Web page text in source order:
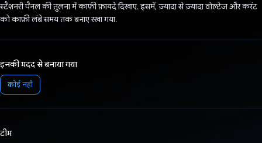
स्टैशनरी पैनल की तुलना में काफ़ी फ़ायदे दिखाए. इसमें, ज़्यादा से ज़्यादा वोल्टेज और करंट
को काफ़ी लंबे समय तक बनाए रखा गया.
इनकी मदद से बनाया गया
कोई नहीं
टीम